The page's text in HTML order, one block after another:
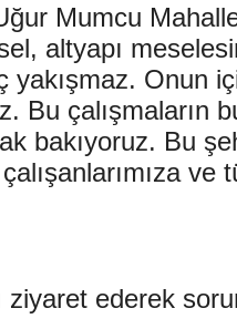
Mumcu
altyapı
Onun
çalışmaların
bakıyoruz. Bu
ve
ederek